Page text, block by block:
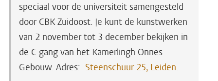
speciaal voor de universiteit samengesteld
door CBK Zuidoost. Je kunt de kunstwerken
van 2 november tot 3 december bekijken in
de C gang van het Kamerlingh Onnes
Gebouw. Adres: Steenschuur 25, Leiden.